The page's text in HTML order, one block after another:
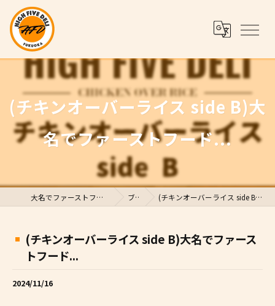
(チキンオーバーライス side B)大
名でファーストフード...
大名でファーストフードならHigh Five Deli ブログ (チキンオーバーライス side B)大名でファーストフード...
(チキンオーバーライス side B)大名でファース
トフード...
2024/11/16